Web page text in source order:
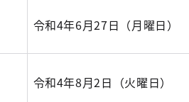
令和4年6月27日（月曜日）
令和4年8月2日（火曜日）